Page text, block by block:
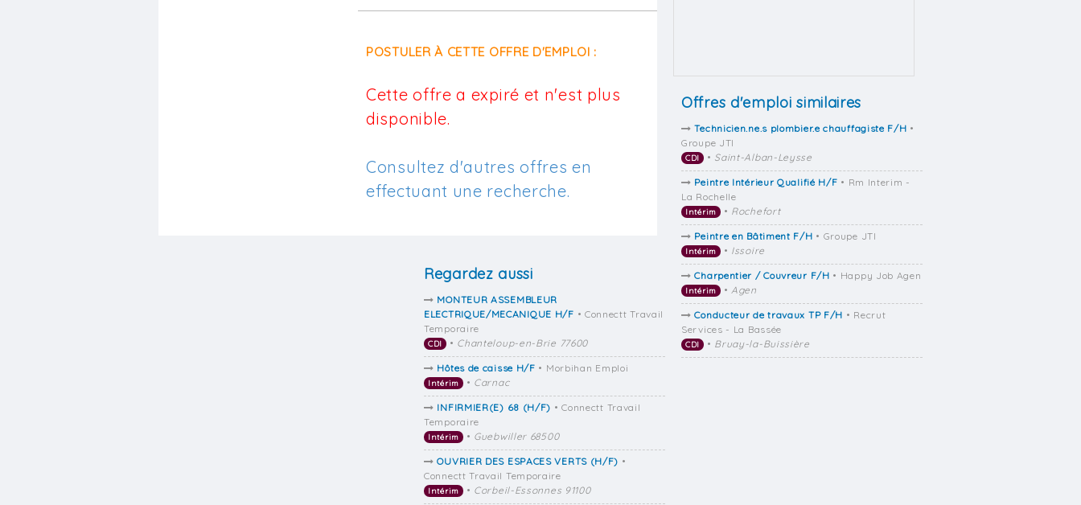
POSTULER À CETTE OFFRE D'EMPLOI :
Cette offre a expiré et n'est plus
disponible.
Consultez d'autres offres en
effectuant une recherche.
Offres d'emploi similaires
Technicien.ne.s plombier.e chauffagiste F/H •
Groupe JTI
CDI • Saint-Alban-Leysse
Peintre Intérieur Qualifié H/F • Rm Interim -
La Rochelle
Intérim • Rochefort
Peintre en Bâtiment F/H • Groupe JTI
Intérim • Issoire
Charpentier / Couvreur F/H • Happy Job Agen
Intérim •Agen
Conducteur de travaux TP F/H • Recrut
Services - La Bassée
CDI • Bruay-la-Buissière
Regardez aussi
MONTEUR ASSEMBLEUR
ELECTRIQUE/MECANIQUE H/F • Connectt Travail
Temporaire
CDI • Chanteloup-en-Brie 77600
Hôtes de caisse H/F • Morbihan Emploi
Intérim • Carnac
INFIRMIER(E) 68 (H/F) • Connectt Travail
Temporaire
Intérim • Guebwiller 68500
OUVRIER DES ESPACES VERTS (H/F) •
Connectt Travail Temporaire
Intérim • Corbeil-Essonnes 91100